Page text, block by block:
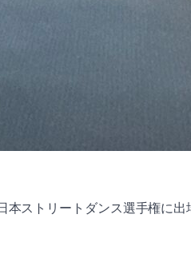
ストリートダンス選手権に出